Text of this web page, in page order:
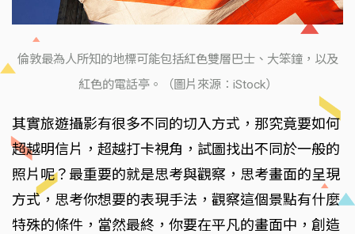
倫敦最為人所知的地標可能包括紅色雙層巴士、大笨鐘，以及
紅色的電話亭。（圖片來源：iStock）
其實旅遊攝影有很多不同的切入方式，那究竟要如何
超越明信片，超越打卡視角，試圖找出不同於一般的
照片呢？最重要的就是思考與觀察，思考畫面的呈現
方式，思考你想要的表現手法，觀察這個景點有什麼
特殊的條件，當然最終，你要在平凡的畫面中，創造